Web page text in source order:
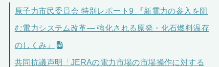
原子力市民委員会 特別レポート9 『新電力の参入を阻
む電力システム改革― 強化される原発・化石燃料温存
のしくみ』
共同抗議声明「JERAの電力市場の市場操作に対する